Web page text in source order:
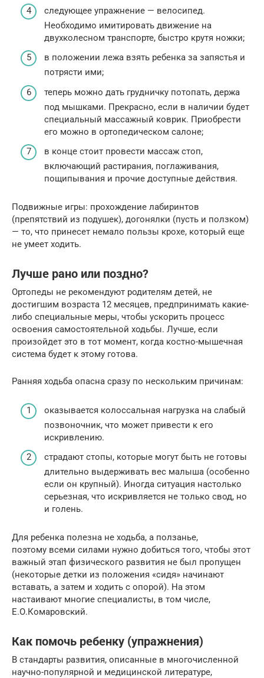
следующее упражнение — велосипед.
Необходимо имитировать движение на
двухколесном транспорте, быстро крутя ножки;
в положении лежа взять ребенка за запястья и
потрясти ими;
теперь можно дать грудничку потопать, держа
под мышками. Прекрасно, если в наличии будет
специальный массажный коврик. Приобрести
его можно в ортопедическом салоне;
в конце стоит провести массаж стоп,
включающий растирания, поглаживания,
пощипывания и прочие доступные действия.
Подвижные игры: прохождение лабиринтов
(препятствий из подушек), догонялки (пусть и ползком)
— то, что принесет немало пользы крохе, который еще
не умеет ходить.
Лучше рано или поздно?
Ортопеды не рекомендуют родителям детей, не
достигшим возраста 12 месяцев, предпринимать какие-
либо специальные меры, чтобы ускорить процесс
освоения самостоятельной ходьбы. Лучше, если
произойдет это в тот момент, когда костно-мышечная
система будет к этому готова.
Ранняя ходьба опасна сразу по нескольким причинам:
оказывается колоссальная нагрузка на слабый
позвоночник, что может привести к его
искривлению.
страдают стопы, которые могут быть не готовы
длительно выдерживать вес малыша (особенно
если он крупный). Иногда ситуация настолько
серьезная, что искривляется не только свод, но
и голень.
Для ребенка полезна не ходьба, а ползанье,
поэтому всеми силами нужно добиться того, чтобы этот
важный этап физического развития не был пропущен
(некоторые детки из положения «сидя» начинают
вставать, а затем и ходить с опорой). На этом
настаивают многие специалисты, в том числе,
Е.О.Комаровский.
Как помочь ребенку (упражнения)
В стандарты развития, описанные в многочисленной
научно-популярной и медицинской литературе,